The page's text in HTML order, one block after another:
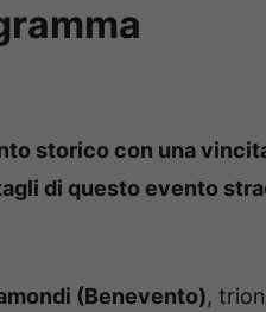
storico con una
di questo evento
(Benevento),